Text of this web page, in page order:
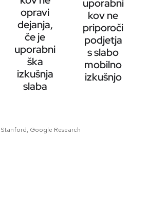
opravi
dejanja,
če je
uporabni
ška
izkušnja
slaba
uporabni
kov ne
priporoči
podjetja
s slabo
mobilno
izkušnjo
Stanford, Google Research